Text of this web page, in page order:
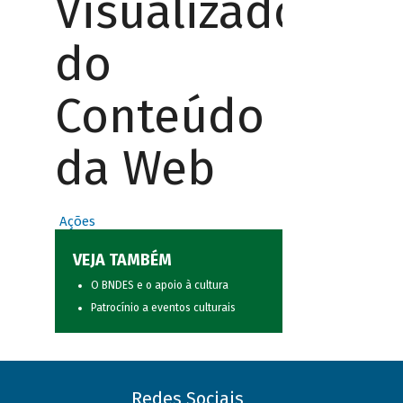
Visualizador
do
Conteúdo
da Web
Ações
VEJA TAMBÉM
O BNDES e o apoio à cultura
Patrocínio a eventos culturais
Redes Sociais